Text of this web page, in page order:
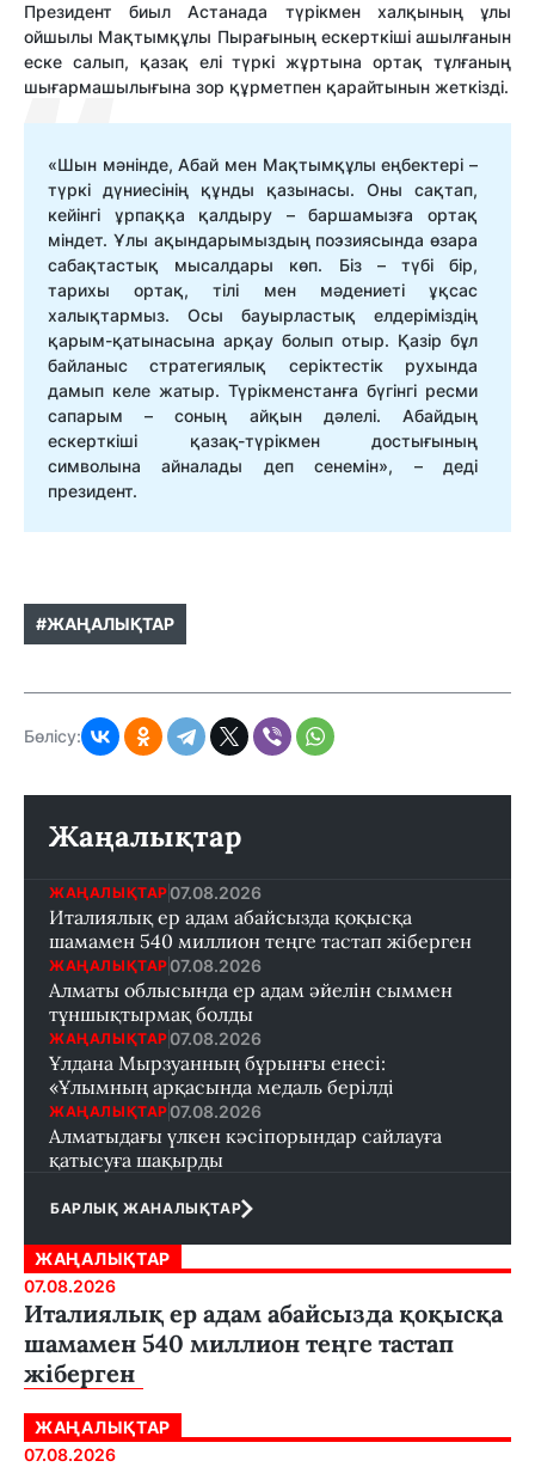
Президент биыл Астанада түрікмен халқының ұлы
ойшылы Мақтымқұлы Пырағының ескерткіші ашылғанын
еске салып, қазақ елі түркі жұртына ортақ тұлғаның
шығармашылығына зор құрметпен қарайтынын жеткізді.
«Шын мәнінде, Абай мен Мақтымқұлы еңбектері –
түркі дүниесінің құнды қазынасы. Оны сақтап,
кейінгі ұрпаққа қалдыру – баршамызға ортақ
міндет. Ұлы ақындарымыздың поэзиясында өзара
сабақтастық мысалдары көп. Біз – түбі бір,
тарихы ортақ, тілі мен мәдениеті ұқсас
халықтармыз. Осы бауырластық елдеріміздің
қарым-қатынасына арқау болып отыр. Қазір бұл
байланыс стратегиялық серіктестік рухында
дамып келе жатыр. Түрікменстанға бүгінгі ресми
сапарым – соның айқын дәлелі. Абайдың
ескерткіші қазақ-түрікмен достығының
символына айналады деп сенемін», – деді
президент.
#ЖАҢАЛЫҚТАР
Бөлісу:
Жаңалықтар
ЖАҢАЛЫҚТАР 07.08.2026
Италиялық ер адам абайсызда қоқысқа
шамамен 540 миллион теңге тастап жіберген
ЖАҢАЛЫҚТАР 07.08.2026
Алматы облысында ер адам әйелін сыммен
тұншықтырмақ болды
ЖАҢАЛЫҚТАР 07.08.2026
Ұлдана Мырзуанның бұрынғы енесі:
«Ұлымның арқасында медаль берілді
ЖАҢАЛЫҚТАР 07.08.2026
Алматыдағы үлкен кәсіпорындар сайлауға
қатысуға шақырды
БАРЛЫҚ ЖАНАЛЫҚТАР
ЖАҢАЛЫҚТАР
07.08.2026
Италиялық ер адам абайсызда қоқысқа
шамамен 540 миллион теңге тастап
жіберген
ЖАҢАЛЫҚТАР
07.08.2026